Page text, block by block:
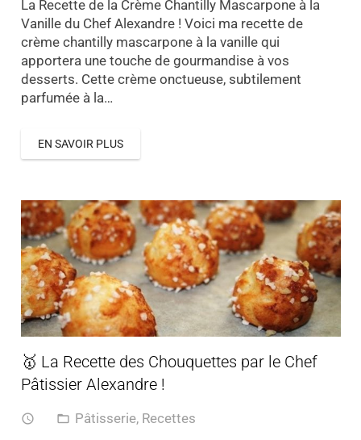
La Recette de la Crème Chantilly Mascarpone à la
Vanille du Chef Alexandre ! Voici ma recette de
crème chantilly mascarpone à la vanille qui
apportera une touche de gourmandise à vos
desserts. Cette crème onctueuse, subtilement
parfumée à la…
EN SAVOIR PLUS
🥇 La Recette des Chouquettes par le Chef
Pâtissier Alexandre !
access_time folder_open Pâtisserie, Recettes